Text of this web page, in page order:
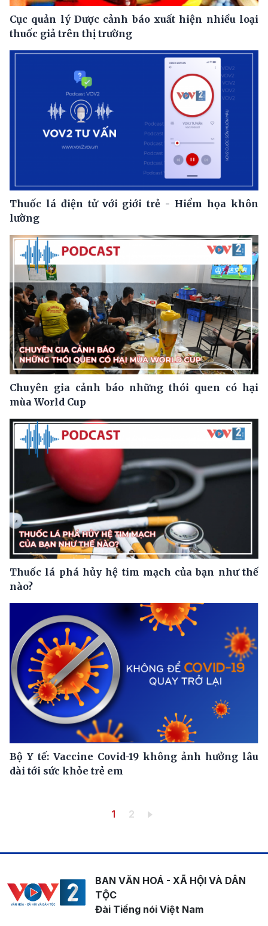
Cục quản lý Dược cảnh báo xuất hiện nhiều loại
thuốc giả trên thị trường
Thuốc lá điện tử với giới trẻ - Hiểm họa khôn
lường
Chuyên gia cảnh báo những thói quen có hại
mùa World Cup
Thuốc lá phá hủy hệ tim mạch của bạn như thế
nào?
Bộ Y tế: Vaccine Covid-19 không ảnh hưởng lâu
dài tới sức khỏe trẻ em
Trang hiện thời
1 Trang
2
BAN VĂN HOÁ - XÃ HỘI VÀ DÂN
TỘC
Đài Tiếng nói Việt Nam